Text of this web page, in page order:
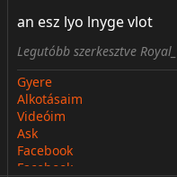
¦ ™ ® © ↑ ♂ ▬ ╝ ↔ ╣ ═ › ↓
an esz lyo lnyge vlot
Legutóbb szerkesztve
Gyere
Alkotásaim
Videóim
Ask
Facebook
Facebook